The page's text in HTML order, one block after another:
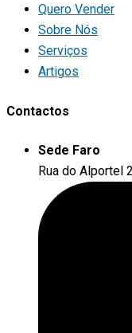
Quero Vender
Sobre Nós
Serviços
Artigos
Contactos
Sede Faro
Rua do Alportel